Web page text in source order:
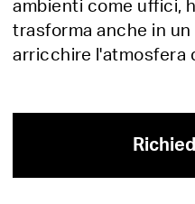
ambienti come uffici,
trasforma anche in
arricchire l'atmosfera